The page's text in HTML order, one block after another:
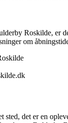
Roskilde, er
om
det er en